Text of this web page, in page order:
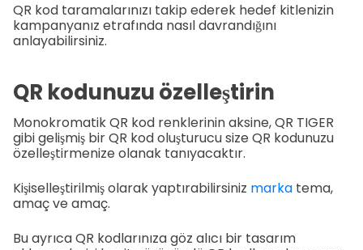
QR kod taramalarınızı takip ederek hedef kitlenizin
kampanyanız etrafında nasıl davrandığını
anlayabilirsiniz.
QR kodunuzu özelleştirin
Monokromatik QR kod renklerinin aksine, QR TIGER
gibi gelişmiş bir QR kod oluşturucu size QR kodunuzu
özelleştirmenize olanak tanıyacaktır.
Kişiselleştirilmiş olarak yaptırabilirsiniz marka tema,
amaç ve amaç.
Bu ayrıca QR kodlarınıza göz alıcı bir tasarım